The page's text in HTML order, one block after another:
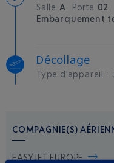
Salle A Porte 02
Embarquement
Décollage
Type d'appareil :
COMPAGNIE(S)
EASYJET EUROPE